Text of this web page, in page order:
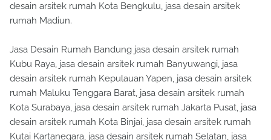
desain arsitek rumah Kota Bengkulu, jasa desain arsitek
rumah Madiun.
Jasa Desain Rumah Bandung jasa desain arsitek rumah
Kubu Raya, jasa desain arsitek rumah Banyuwangi, jasa
desain arsitek rumah Kepulauan Yapen, jasa desain arsitek
rumah Maluku Tenggara Barat, jasa desain arsitek rumah
Kota Surabaya, jasa desain arsitek rumah Jakarta Pusat, jasa
desain arsitek rumah Kota Binjai, jasa desain arsitek rumah
Kutai Kartanegara, jasa desain arsitek rumah Selatan, jasa